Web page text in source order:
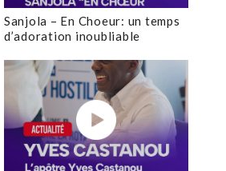
Sanjola – En Choeur: un temps
d’adoration inoubliable